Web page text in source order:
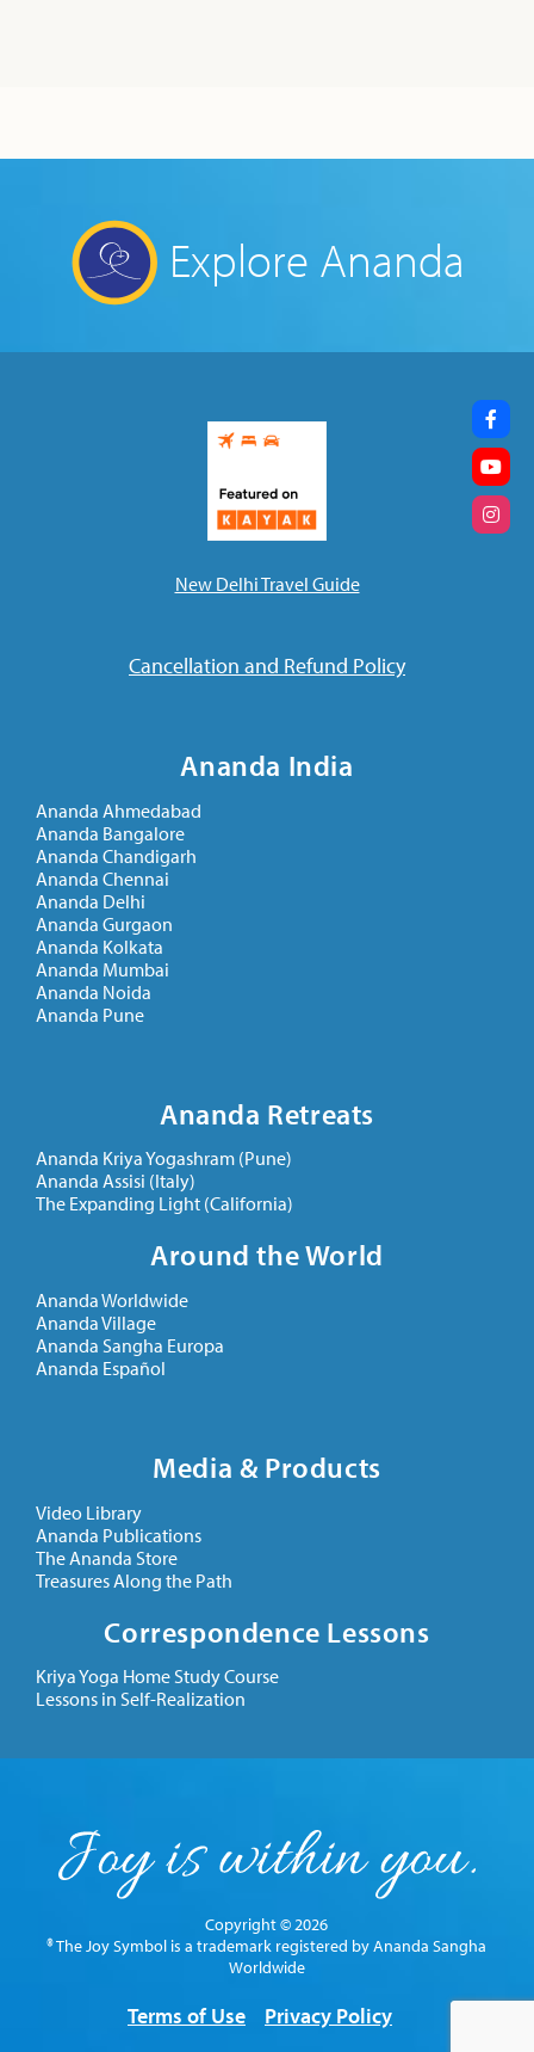
Explore Ananda
New Delhi Travel Guide
Cancellation and Refund Policy
Ananda India
Ananda Ahmedabad
Ananda Bangalore
Ananda Chandigarh
Ananda Chennai
Ananda Delhi
Ananda Gurgaon
Ananda Kolkata
Ananda Mumbai
Ananda Noida
Ananda Pune
Ananda Retreats
Ananda Kriya Yogashram (Pune)
Ananda Assisi (Italy)
The Expanding Light (California)
Around the World
Ananda Worldwide
Ananda Village
Ananda Sangha Europa
Ananda Español
Media & Products
Video Library
Ananda Publications
The Ananda Store
Treasures Along the Path
Correspondence Lessons
Kriya Yoga Home Study Course
Lessons in Self-Realization
Copyright © 2026
® The Joy Symbol is a trademark registered by Ananda Sangha
Worldwide
Terms of Use Privacy Policy